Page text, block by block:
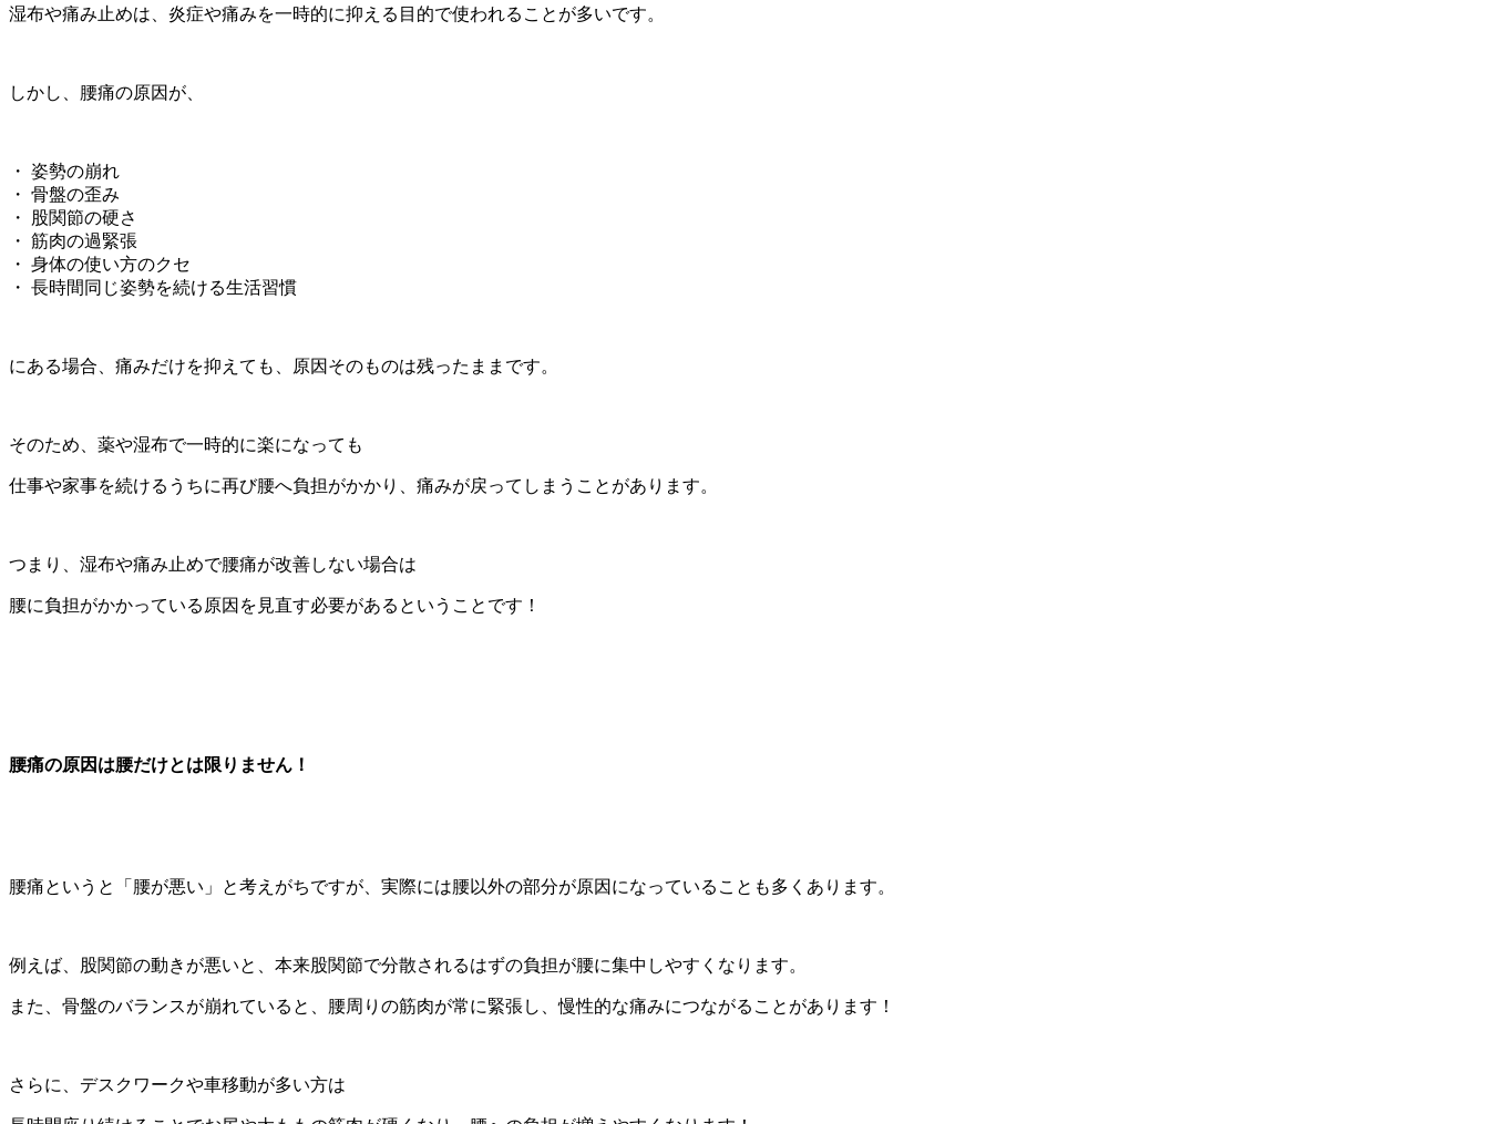
湿布や痛み止めは、炎症や痛みを一時的に抑える目的で使われることが多いです。
しかし、腰痛の原因が、
・ 姿勢の崩れ
・ 骨盤の歪み
・ 股関節の硬さ
・ 筋肉の過緊張
・ 身体の使い方のクセ
・ 長時間同じ姿勢を続ける生活習慣
にある場合、痛みだけを抑えても、原因そのものは残ったままです。
そのため、薬や湿布で一時的に楽になっても
仕事や家事を続けるうちに再び腰へ負担がかかり、痛みが戻ってしまうことがあります。
つまり、湿布や痛み止めで腰痛が改善しない場合は
腰に負担がかかっている原因を見直す必要があるということです！
腰痛の原因は腰だけとは限りません！
腰痛というと「腰が悪い」と考えがちですが、実際には腰以外の部分が原因になっていることも多くあります。
例えば、股関節の動きが悪いと、本来股関節で分散されるはずの負担が腰に集中しやすくなります。
また、骨盤のバランスが崩れていると、腰周りの筋肉が常に緊張し、慢性的な痛みにつながることがあります！
さらに、デスクワークや車移動が多い方は